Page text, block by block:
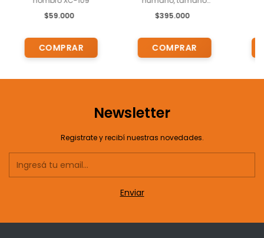
$59.000
salidas de raíces
vertebrales XC-101
$395.000
Newsletter
Registrate y recibí nuestras novedades.